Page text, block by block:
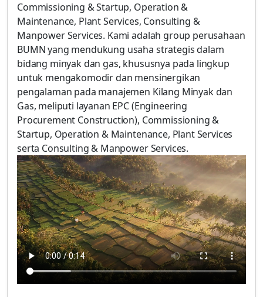
Commissioning & Startup, Operation &
Maintenance, Plant Services, Consulting &
Manpower Services. Kami adalah group perusahaan
BUMN yang mendukung usaha strategis dalam
bidang minyak dan gas, khususnya pada lingkup
untuk mengakomodir dan mensinergikan
pengalaman pada manajemen Kilang Minyak dan
Gas, meliputi layanan EPC (Engineering
Procurement Construction), Commissioning &
Startup, Operation & Maintenance, Plant Services
serta Consulting & Manpower Services.